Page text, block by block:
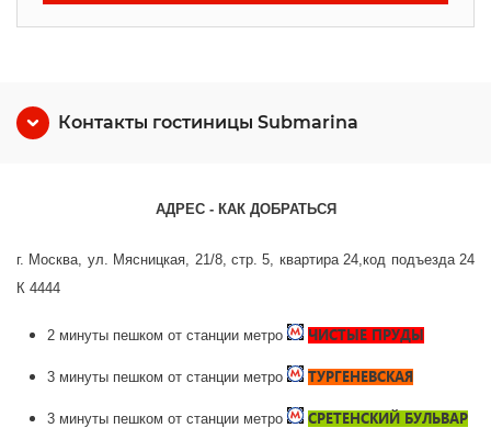
Контакты гостиницы Submarina
АДРЕС - КАК ДОБРАТЬСЯ
г. Москва, ул. Мясницкая, 21/8, стр. 5, квартира 24,код подъезда 24
К 4444
2 минуты пешком от станции метро ЧИСТЫЕ ПРУДЫ
3 минуты пешком от станции метро ТУРГЕНЕВСКАЯ
3 минуты пешком от станции метро СРЕТЕНСКИЙ БУЛЬВАР